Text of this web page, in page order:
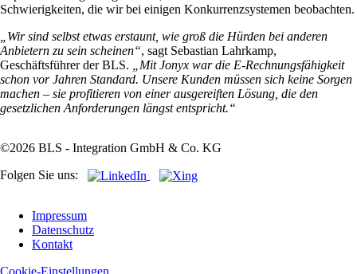
Schwierigkeiten, die wir bei einigen Konkurrenzsystemen beobachten.
„Wir sind selbst etwas erstaunt, wie groß die Hürden bei anderen
Anbietern zu sein scheinen“, sagt Sebastian Lahrkamp,
Geschäftsführer der BLS.
„Mit Jonyx war die E-Rechnungsfähigkeit
schon vor Jahren Standard. Unsere Kunden müssen sich keine Sorgen
machen – sie profitieren von einer ausgereiften Lösung, die den
gesetzlichen Anforderungen längst entspricht.“
©2026 BLS - Integration GmbH & Co. KG
Folgen Sie uns:
überspringen
Impressum
Datenschutz
Kontakt